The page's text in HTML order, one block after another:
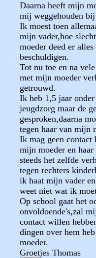
Daarna heeft mijn
mij weggehouden
Ik moest toen
mijn vader,hoe
moeder deed er
beschuldigen.
Tot nu toe en na
met mijn moeder
getrouwd.
Ik heb 1,5 jaar
jeugdzorg maar de
gesproken,daarna
tegen haar van mijn
Ik mag geen contact
mijn moeder en
steeds het zelfde
tegen rechters
ik haat mijn vader
weet niet wat ik
Op school gaat het
onvoldoende's,zal
contact willen
dingen over hem
moeder.
Groetjes Thomas